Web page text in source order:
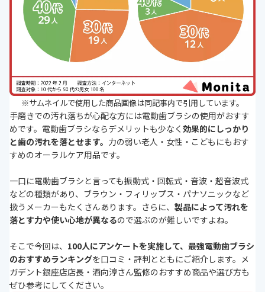
※サムネイルで使用した商品画像は同記事内で引用しています。
手磨きでの汚れ落ちが心配な方には電動歯ブラシの使用がおすす
めです。電動歯ブラシならデメリットも少なく 効果的にしっかり
と歯の汚れを落とせます。 力の弱い老人・女性・こどもにもおす
すめのオーラルケア用品です。
一口に電動歯ブラシと言っても振動式・回転式・音波・超音波式
などの種類があり、ブラウン・フィリップス・パナソニックなど
扱うメーカーもたくさんあります。さらに、 製品によって汚れを
落とす力や使い心地が異なるので選ぶのが難しいですよね。
そこで今回は、 100人にアンケートを実施して、最強電動歯ブラシ
のおすすめランキングを口コミ・評判とともにご紹介します。 メ
ガデント銀座店店長・酒向淳さん監修のおすすめ商品や選び方も
ぜひ参考にしてください。